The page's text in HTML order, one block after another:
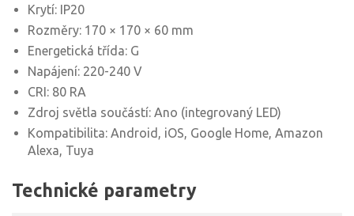
Krytí: IP20
Rozměry: 170 × 170 × 60 mm
Energetická třída: G
Napájení: 220-240 V
CRI: 80 RA
Zdroj světla součástí: Ano (integrovaný LED)
Kompatibilita: Android, iOS, Google Home, Amazon
Alexa, Tuya
Technické parametry